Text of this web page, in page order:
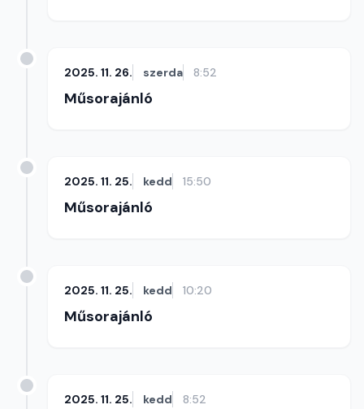
2025. 11. 26. szerda 8:52
Műsorajánló
2025. 11. 25. kedd 15:50
Műsorajánló
2025. 11. 25. kedd 10:20
Műsorajánló
2025. 11. 25. kedd 8:52